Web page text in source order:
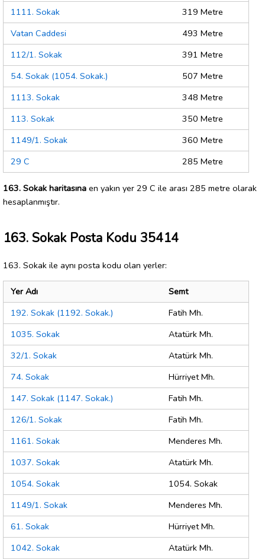
1111. Sokak
319 Metre
Vatan Caddesi
493 Metre
112/1. Sokak
391 Metre
54. Sokak (1054. Sokak.)
507 Metre
1113. Sokak
348 Metre
113. Sokak
350 Metre
1149/1. Sokak
360 Metre
29 C
285 Metre
163. Sokak haritasına en yakın yer 29 C ile arası 285 metre olarak
hesaplanmıştır.
163. Sokak Posta Kodu 35414
163. Sokak ile aynı posta kodu olan yerler:
Yer Adı
Semt
192. Sokak (1192. Sokak.)
Fatih Mh.
1035. Sokak
Atatürk Mh.
32/1. Sokak
Atatürk Mh.
74. Sokak
Hürriyet Mh.
147. Sokak (1147. Sokak.)
Fatih Mh.
126/1. Sokak
Fatih Mh.
1161. Sokak
Menderes Mh.
1037. Sokak
Atatürk Mh.
1054. Sokak
1054. Sokak
1149/1. Sokak
Menderes Mh.
61. Sokak
Hürriyet Mh.
1042. Sokak
Atatürk Mh.